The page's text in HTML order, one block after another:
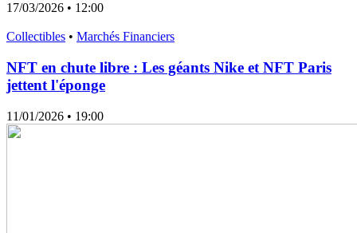
17/03/2026 • 12:00
Collectibles • Marchés Financiers
NFT en chute libre : Les géants Nike et NFT Paris
jettent l'éponge
11/01/2026 • 19:00